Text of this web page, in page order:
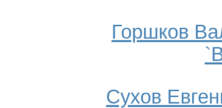
Горшков
Сухов